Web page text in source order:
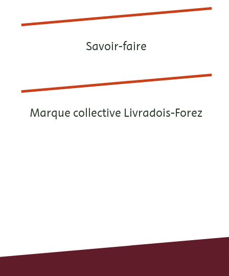
Savoir-faire
Marque collective Livradois-Forez